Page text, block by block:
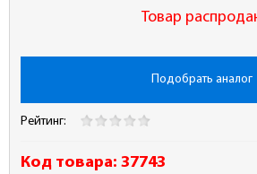
Товар
Подобрать аналог
Рейтинг:
Код товара: 37743